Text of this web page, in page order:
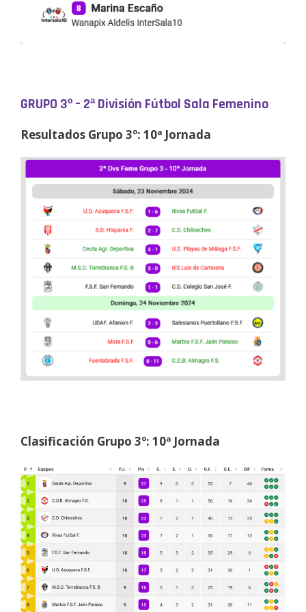
GRUPO 3º – 2ª División Fútbol Sala Femenino
Resultados Grupo 3º: 10ª Jornada
Clasificación Grupo 3º: 10ª Jornada